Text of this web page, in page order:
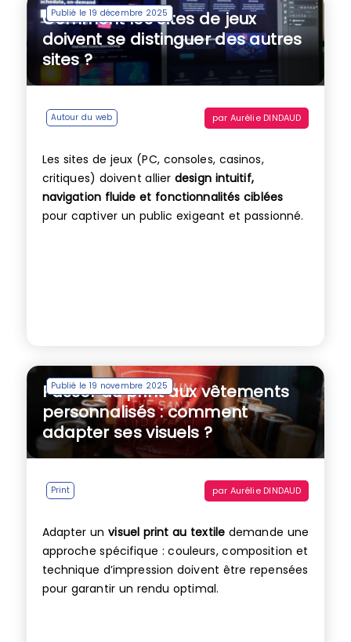
Publié le 19 décembre 2025
Comment les sites de jeux
doivent se distinguer des autres
sites ?
Autour du web par Aurélie DINDAUD
Les sites de jeux (PC, consoles, casinos,
critiques) doivent allier design intuitif,
navigation fluide et fonctionnalités ciblées
pour captiver un public exigeant et passionné.
Publié le 19 novembre 2025
Passer du print aux vêtements
personnalisés : comment
adapter ses visuels ?
Print par Aurélie DINDAUD
Adapter unvisuel print au textile demande une
approche spécifique : couleurs, composition et
technique d’impression doivent être repensées
pour garantir un rendu optimal.